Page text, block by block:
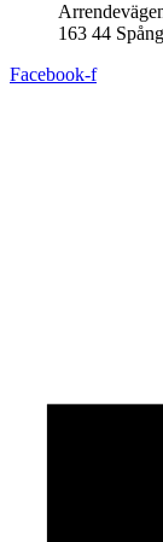
163 44
Facebook-f